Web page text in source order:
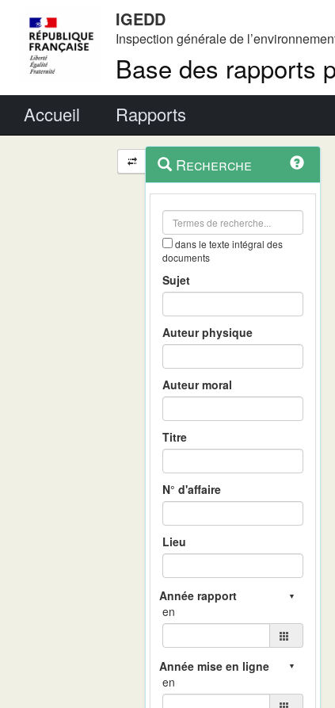
IGEDD
Inspection générale de
Base des rapports
Accueil Rapports
Navigation
et
outils
contextuel
Recherche
dans le texte intégral des
documents
Sujet
Auteur physique
Auteur moral
Titre
N° d'affaire
Lieu
en
en